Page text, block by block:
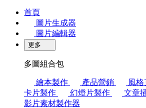
首頁
圖片生成器
圖片編輯器
更多
多圖組合包
繪本製作 產品營銷 風格
卡片製作
幻燈片製作 文章
影片素材製作器